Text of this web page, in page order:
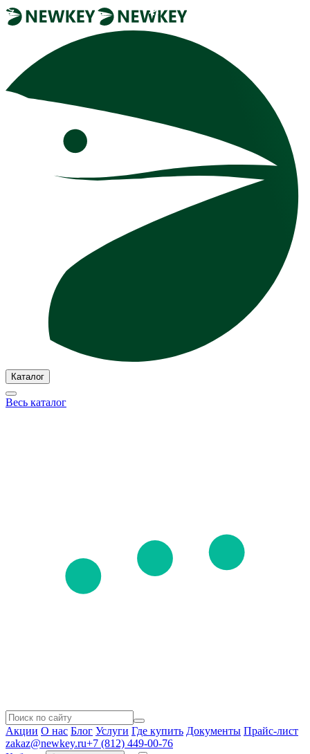
Каталог
Весь каталог
Акции О нас Блог Услуги Где купить Документы Прайс-лист
zakaz@newkey.ru+7 (812) 449-00-76